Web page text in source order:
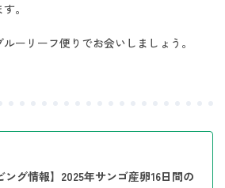
。
ーリーフ便りでお会いしましょう。
ング情報】2025年サンゴ産卵16日間の